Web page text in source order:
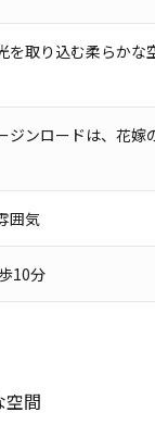
を取り込む柔らかな
ジンロードは、花嫁
囲気
10分
空間